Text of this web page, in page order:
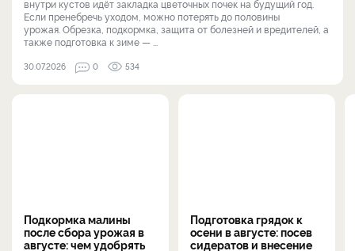
внутри кустов идёт закладка цветочных почек на будущий год.
Если пренебречь уходом, можно потерять до половины
урожая. Обрезка, подкормка, защита от болезней и вредителей, а
также подготовка к зиме — ...
30.07.2026 0 534
Подкормка малины
после сбора урожая в
августе: чем удобрять
Подготовка грядок к
осени в августе: посев
сидератов и внесение